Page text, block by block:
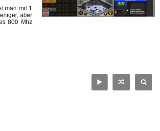
man mit 1
aber
800 Mhz